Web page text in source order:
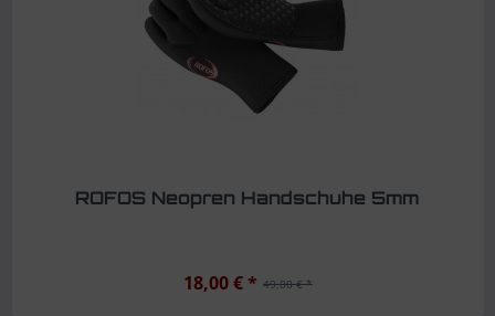
ROFOS Neopren Handschuhe 5mm
49,00 € *
18,00 € *